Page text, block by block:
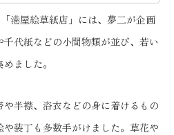
港屋絵草紙店」には、夢二が企画
代紙などの小間物類が並び、若い
ました。
半襟、浴衣などの身に着けるもの
装丁も多数手がけました。草花や